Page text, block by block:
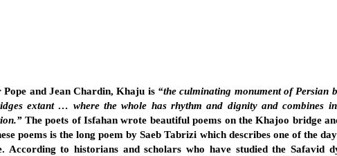
and Jean Chardin, Khaju is “the culminating monument of Persian
extant … where the whole has rhythm and dignity and combines
The poets of Isfahan wrote beautiful poems on the Khajoo bridge
poems is the long poem by Saeb Tabrizi which describes one of the
According to historians and scholars who have studied the Safavid